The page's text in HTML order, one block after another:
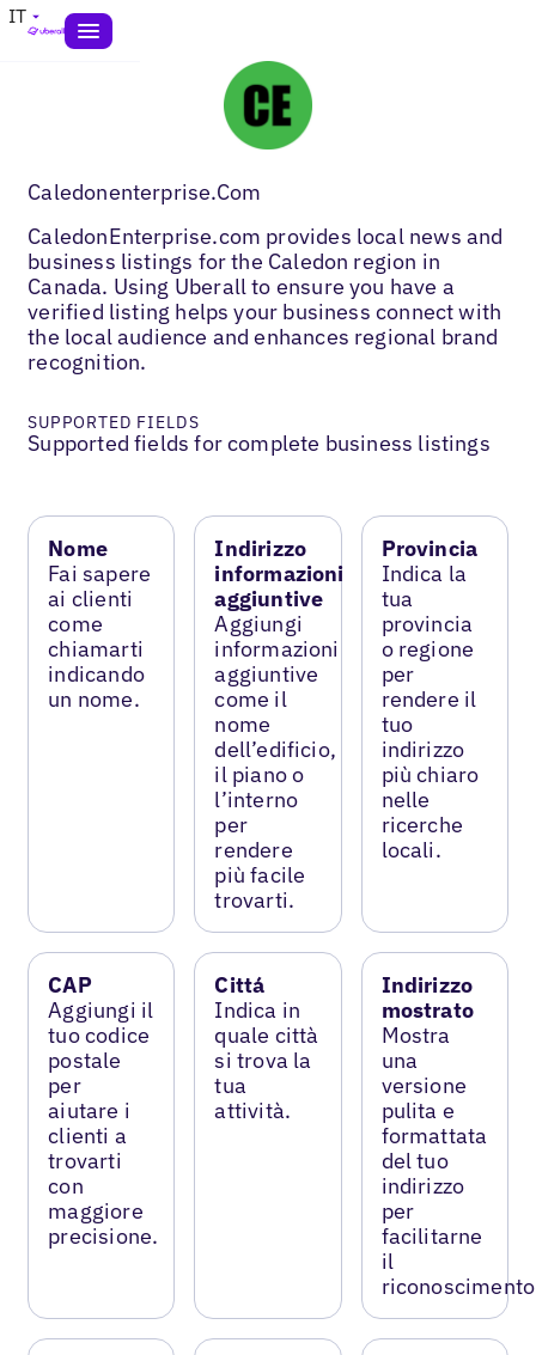
IT
Caledonenterprise.Com
CaledonEnterprise.com provides local news and
business listings for the Caledon region in
Canada. Using Uberall to ensure you have a
verified listing helps your business connect with
the local audience and enhances regional brand
recognition.
SUPPORTED FIELDS
Supported fields for complete business listings
Nome
Fai sapere
ai clienti
come
chiamarti
indicando
un nome.
Indirizzo
informazioni
aggiuntive
Aggiungi
informazioni
aggiuntive
come il
nome
dell’edificio,
il piano o
l’interno
per
rendere
più facile
trovarti.
Provincia
Indica la
tua
provincia
o regione
per
rendere il
tuo
indirizzo
più chiaro
nelle
ricerche
locali.
CAP
Aggiungi il
tuo codice
postale
per
aiutare i
clienti a
trovarti
con
maggiore
precisione.
Cittá
Indica in
quale città
si trova la
tua
attività.
Indirizzo
mostrato
Mostra
una
versione
pulita e
formattata
del tuo
indirizzo
per
facilitarne
il